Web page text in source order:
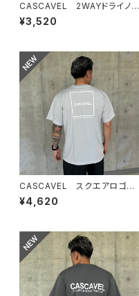
CASCAVEL 2WAYドライノー
スリーブ ブラック
¥3,520
CASCAVEL スクエアロゴプラ
クティスシャツ シルバーグレー
¥4,620